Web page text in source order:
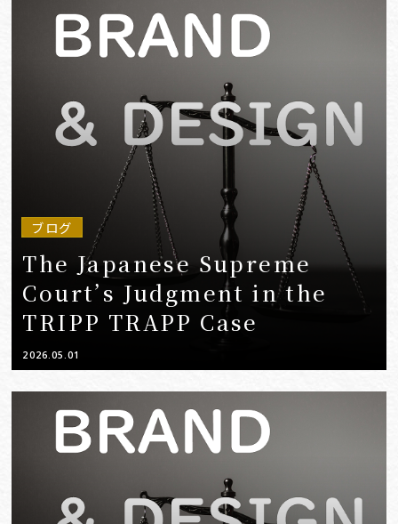
ブログ
The Japanese Supreme
Court’s Judgment in the
TRIPP TRAPP Case
2026.05.01